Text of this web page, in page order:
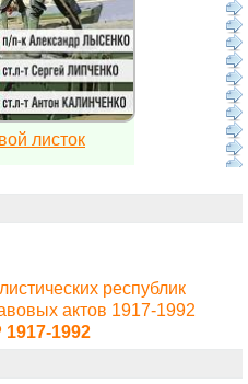
листок
республик
актов 1917-1992
1992